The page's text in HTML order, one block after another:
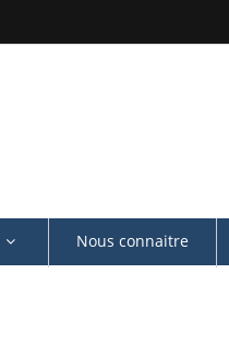
Nous connaitre